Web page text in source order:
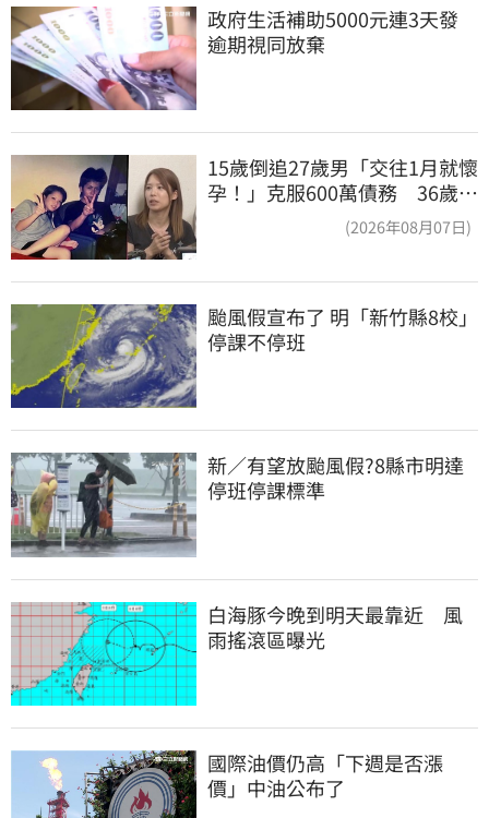
政府生活補助5000元連3天發
逾期視同放棄
15歲倒追27歲男「交往1月就懷
孕！」克服600萬債務 36歲美
(2026年08月07日)
颱風假宣布了 明「新竹縣8校」
停課不停班
新／有望放颱風假?8縣市明達
停班停課標準
白海豚今晚到明天最靠近　風
雨搖滾區曝光
國際油價仍高「下週是否漲
價」中油公布了